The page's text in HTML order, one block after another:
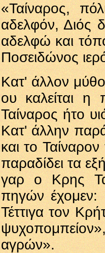
«Ταίναρος,
αδελφόν, Διός
αδελφώ και
Ποσειδώνος
Κατ' άλλον
ου καλείται
Ταίναρος ήτο
Κατ' άλλην
και το
παραδίδει τα
γαρ ο Κρης
πηγών έχομεν:
Τέττιγα τον
αγρών».